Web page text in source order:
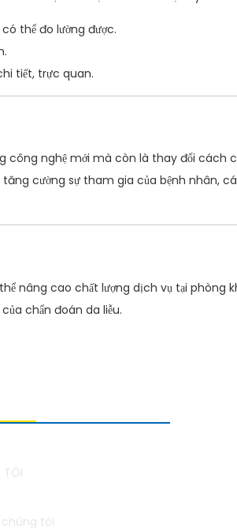
thể đo lường được.
tiết, trực quan.
nghệ mới mà còn là thay đổi cách
cường sự tham gia của bệnh nhân,
nâng cao chất lượng dịch vụ tại phòng
chẩn đoán da liễu.
TÔI
chúng tôi